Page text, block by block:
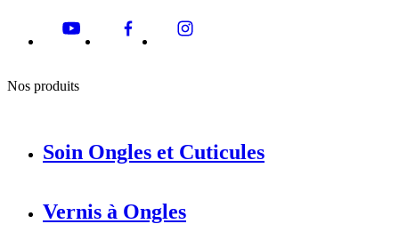
Nos produits
Soin Ongles et Cuticules
Vernis à Ongles